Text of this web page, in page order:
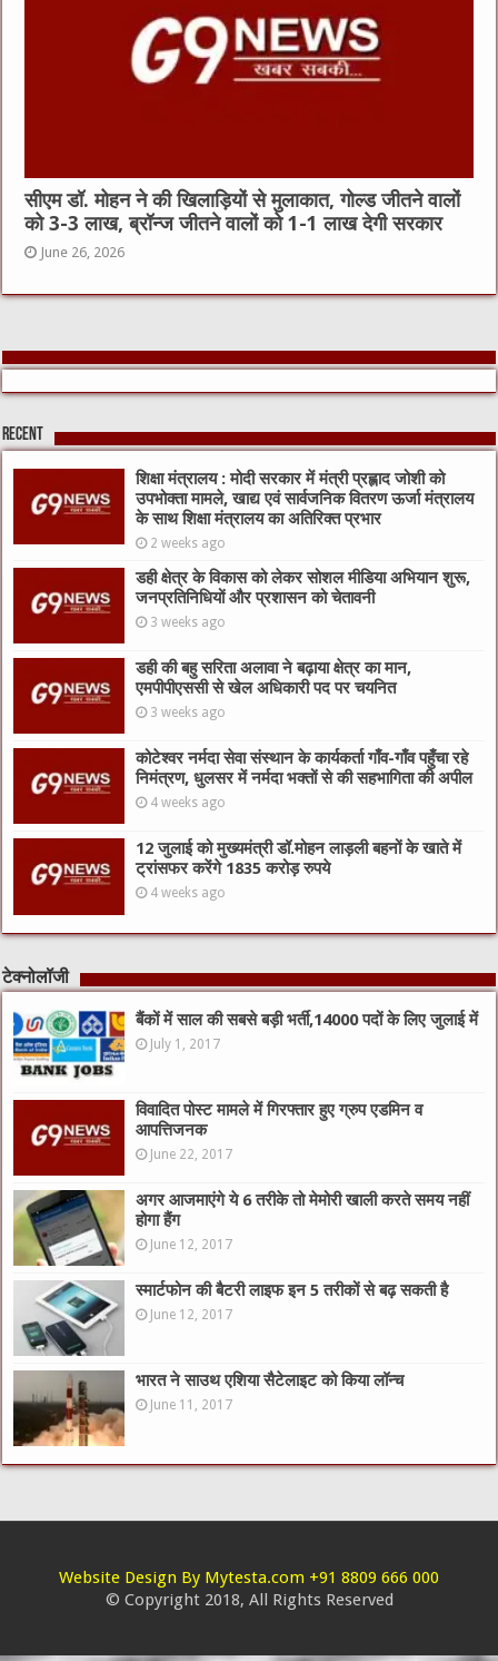
सीएम डॉ. मोहन ने की खिलाड़ियों से मुलाकात, गोल्ड जीतने वालों
को 3-3 लाख, ब्रॉन्ज जीतने वालों को 1-1 लाख देगी सरकार
June 26, 2026
Recent
शिक्षा मंत्रालय : मोदी सरकार में मंत्री प्रह्लाद जोशी को
उपभोक्ता मामले, खाद्य एवं सार्वजनिक वितरण ऊर्जा मंत्रालय
के साथ शिक्षा मंत्रालय का अतिरिक्त प्रभार
2 weeks ago
डही क्षेत्र के विकास को लेकर सोशल मीडिया अभियान शुरू,
जनप्रतिनिधियों और प्रशासन को चेतावनी
3 weeks ago
डही की बहु सरिता अलावा ने बढ़ाया क्षेत्र का मान,
एमपीपीएससी से खेल अधिकारी पद पर चयनित
3 weeks ago
कोटेश्वर नर्मदा सेवा संस्थान के कार्यकर्ता गाँव-गाँव पहुँचा रहे
निमंत्रण, धुलसर में नर्मदा भक्तों से की सहभागिता की अपील
4 weeks ago
12 जुलाई को मुख्यमंत्री डॉ.मोहन लाड़ली बहनों के खाते में
ट्रांसफर करेंगे 1835 करोड़ रुपये
4 weeks ago
टेक्नोलॉजी
बैंकों में साल की सबसे बड़ी भर्ती,14000 पदों के लिए जुलाई में
July 1, 2017
विवादित पोस्ट मामले में गिरफ्तार हुए ग्रुप एडमिन व
आपत्तिजनक
June 22, 2017
अगर आजमाएंगे ये 6 तरीके तो मेमोरी खाली करते समय नहीं
होगा हैंग
June 12, 2017
स्मार्टफोन की बैटरी लाइफ इन 5 तरीकों से बढ़ सकती है
June 12, 2017
भारत ने साउथ एशिया सैटेलाइट को किया लॉन्च
June 11, 2017
Website Design By Mytesta.com +91 8809 666 000
© Copyright 2018, All Rights Reserved